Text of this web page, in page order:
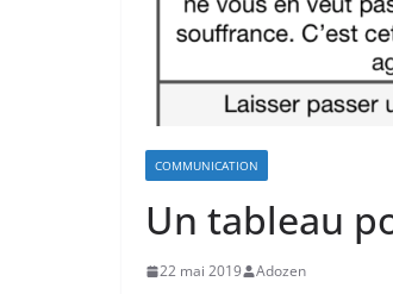
COMMUNICATION
Un tableau
22 mai 2019 Adozen